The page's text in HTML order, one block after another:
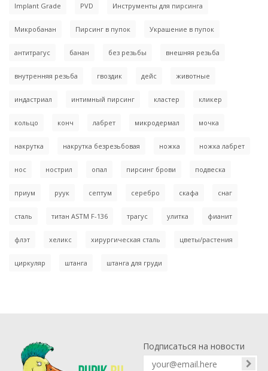
Implant Grade PVD Инструменты для пирсинга
Микробанан Пирсинг в пупок Украшение в пупок
антитрагус банан без резьбы внешняя резьба
внутренняя резьба гвоздик дейс животные
индастриал интимный пирсинг кластер кликер
кольцо конч лабрет микродермал мочка
накрутка накрутка безрезьбовая ножка ножка лабрет
нос нострил опал пирсинг брови подвеска
приум руук септум серебро скафа снаг
сталь титан ASTM F-136 трагус улитка фианит
флэт хеликс хирургическая сталь цветы/растения
циркуляр штанга штанга для груди
Подписаться на новости